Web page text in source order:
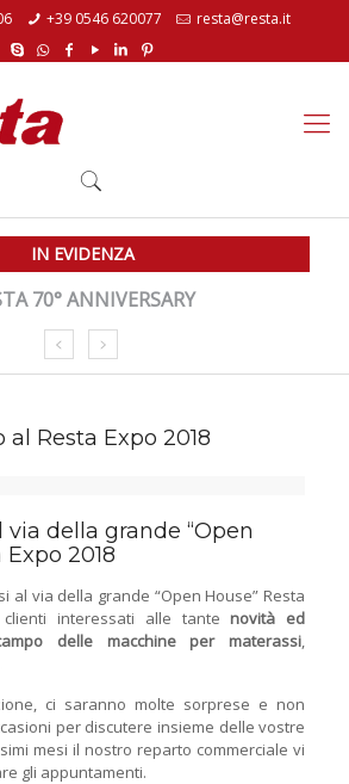
+39 0546 620077 resta@resta.it
IN EVIDENZA
70° ANNIVERSARY
Resta Expo 2018
della grande “Open
Expo 2018
al via della grande “Open House” Resta
interessati alle tante novità ed
delle macchine per materassi,
ci saranno molte sorprese e non
per discutere insieme delle vostre
mesi il nostro reparto commerciale vi
gli appuntamenti.